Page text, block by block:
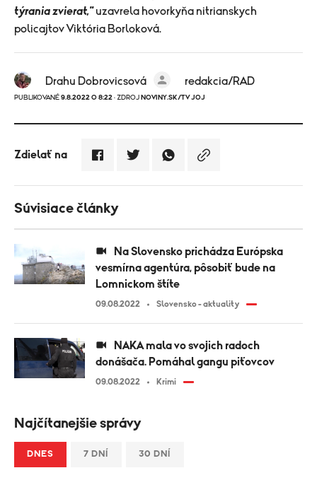
týrania zvierat,"uzavrela hovorkyňa nitrianskych
policajtov Viktória Borloková.
Drahu Dobrovicsová redakcia/RAD
PUBLIKOVANÉ 9.8.2022 O 8:22 · ZDROJ NOVINY.SK/TV JOJ
Zdielať na
Súvisiace články
vesmírna agentúra, pôsobiť bude na
Lomnickom štíte
09.08.2022 Slovensko - aktuality
donášača. Pomáhal gangu piťovcov
09.08.2022 Krimi
Najčítanejšie správy
DNES 7 DNÍ 30 DNÍ